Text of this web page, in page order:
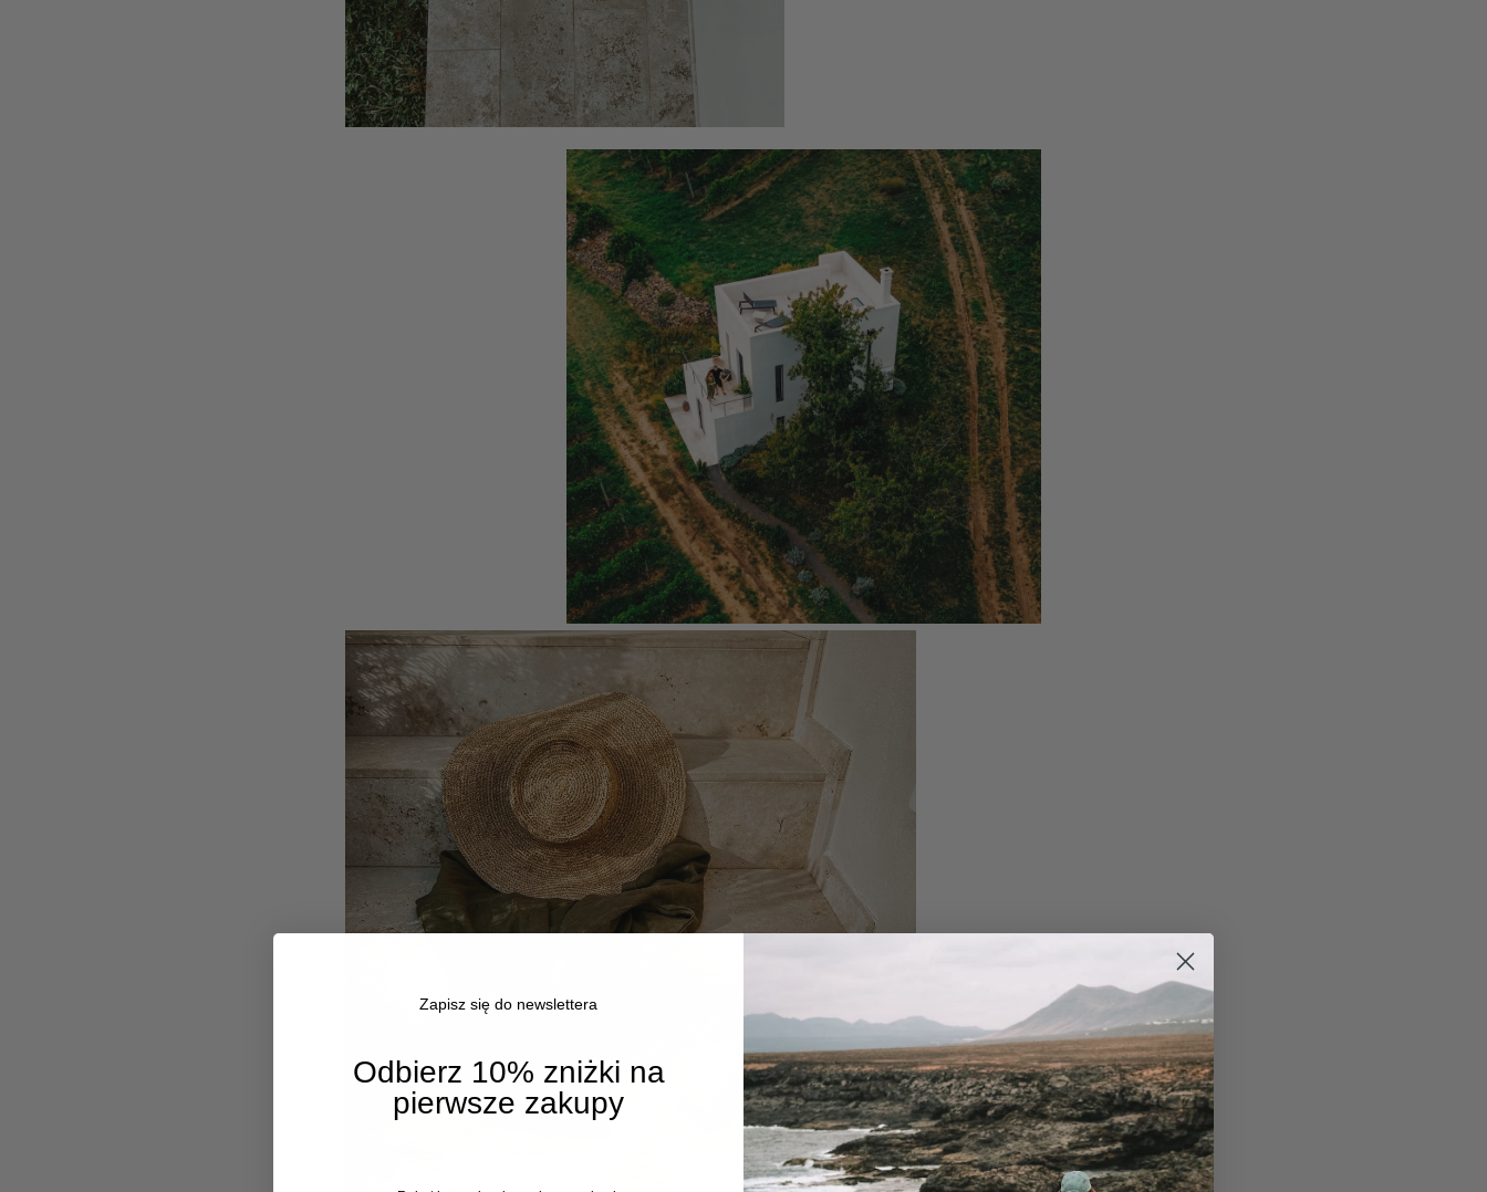
Zapisz się do newslettera
Odbierz 10% zniżki na
pierwsze zakupy